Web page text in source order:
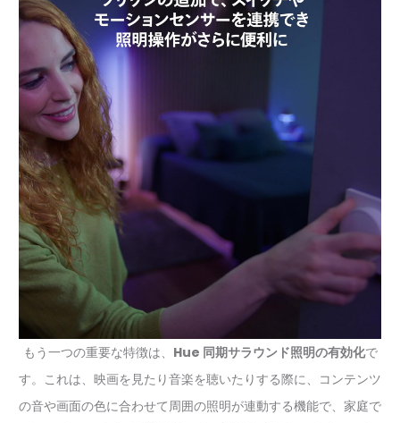
もう一つの重要な特徴は、 Hue 同期サラウンド照明の有効化で
す。これは、映画を見たり音楽を聴いたりする際に、コンテンツ
の音や画面の色に合わせて周囲の照明が連動する機能で、家庭で